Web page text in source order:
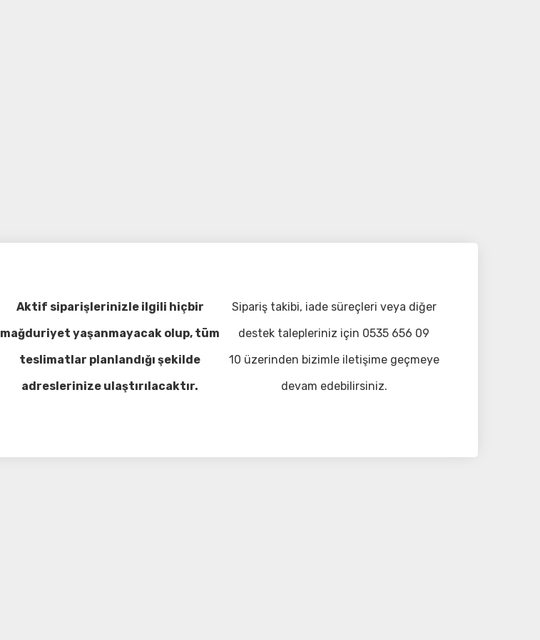
Aktif siparişlerinizle ilgili hiçbir
mağduriyet yaşanmayacak olup, tüm
teslimatlar planlandığı şekilde
adreslerinize ulaştırılacaktır.
Sipariş takibi, iade süreçleri veya diğer
destek talepleriniz için 0535 656 09
10 üzerinden bizimle iletişime geçmeye
devam edebilirsiniz.